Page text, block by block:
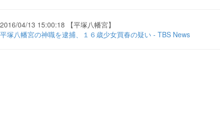
2016/04/13 15:00:18 【平塚八幡宮】
平塚八幡宮の神職を逮捕、１６歳少女買春の疑い - TBS News